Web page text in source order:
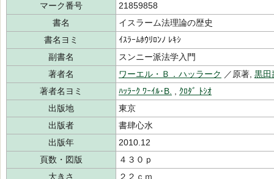
マーク番号
21859858
書名
イスラーム法理論の歴史
書名ヨミ
ｲｽﾗｰﾑﾎｳﾘﾛﾝﾉ ﾚｷｼ
副書名
スンニー派法学入門
著者名
ワーエル・Ｂ．ハッラーク ／原著, 黒田
著者名ヨミ
ﾊｯﾗｰｸ ﾜｰｲﾙ･B.
ｸﾛﾀﾞ ﾄｼｵ
出版地
東京
出版者
書肆心水
出版年
2010.12
頁数・図版
４３０ｐ
大きさ
２２ｃｍ